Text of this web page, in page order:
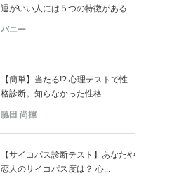
運がいい人には５つの特徴がある
バニー
【簡単】当たる!? 心理テストで性
格診断。知らなかった性格...
脇田 尚揮
【サイコパス診断テスト】あなたや
恋人のサイコパス度は？ 心...